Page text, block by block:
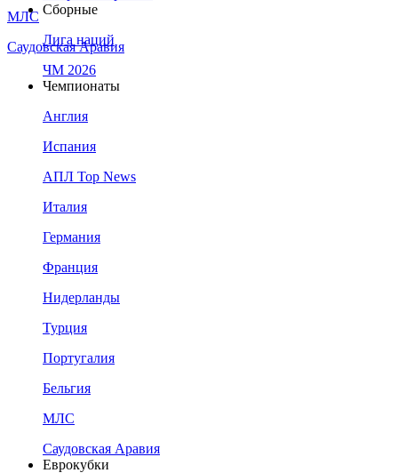
МЛС
Саудовская Аравия
Сборные
Лига наций
ЧМ 2026
Чемпионаты
Англия
Испания
АПЛ Top News
Италия
Германия
Франция
Нидерланды
Турция
Португалия
Бельгия
МЛС
Саудовская Аравия
Еврокубки